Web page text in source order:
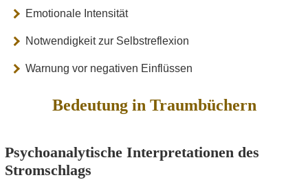
Emotionale Intensität
Notwendigkeit zur Selbstreflexion
Warnung vor negativen Einflüssen
Bedeutung in Traumbüchern
Psychoanalytische Interpretationen des
Stromschlags